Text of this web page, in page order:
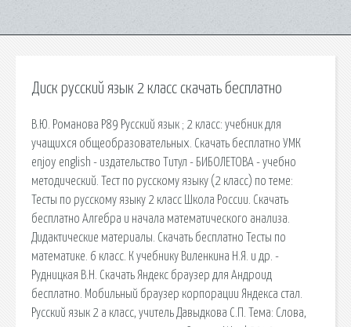
Диск русский язык 2 класс скачать бесплатно
В.Ю. Романова Р89 Русский язык ; 2 класс: учебник для
учащихся общеобразовательных. Скачать бесплатно УМК
enjoy english - издательство Титул - БИБОЛЕТОВА - учебно
методический. Тест по русскому языку (2 класс) по теме:
Тесты по русскому языку 2 класс Школа России. Скачать
бесплатно Алгебра и начала математического анализа.
Дидактические материалы. Скачать бесплатно Тесты по
математике. 6 класс. К учебнику Виленкина Н.Я. и др. -
Рудницкая В.Н. Скачать Яндекс браузер для Андроид
бесплатно. Мобильный браузер корпорации Яндекса стал.
Русский язык 2 а класс, учитель Давыдкова С.П. Тема: Слова,